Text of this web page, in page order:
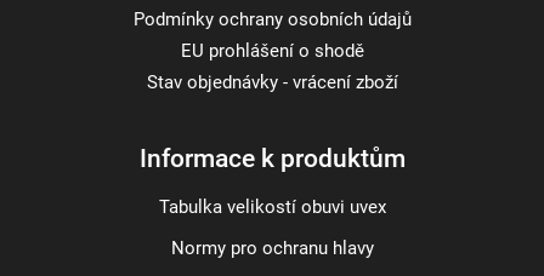
Podmínky ochrany osobních údajů
EU prohlášení o shodě
Stav objednávky - vrácení zboží
Informace k produktům
Tabulka velikostí obuvi uvex
Normy pro ochranu hlavy